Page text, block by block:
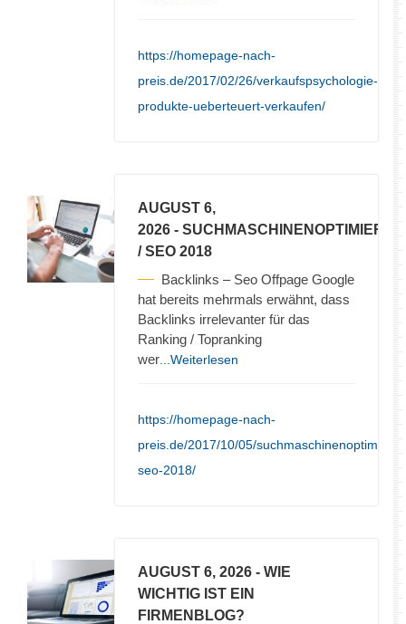
https://homepage-nach-
preis.de/2017/02/26/verkaufspsychologie-
produkte-ueberteuert-verkaufen/
AUGUST 6,
2026 -
/ SEO 2018
Backlinks – Seo Offpage Google
hat bereits mehrmals erwähnt, dass
Backlinks irrelevanter für das
Ranking / Topranking
wer ...Weiterlesen
https://homepage-nach-
preis.de/2017/10/05/
seo-2018/
AUGUST 6, 2026 - WIE
WICHTIG IST EIN
FIRMENBLOG?